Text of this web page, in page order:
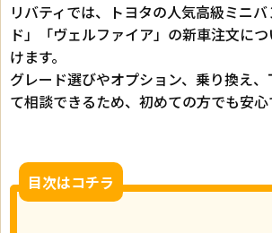
リバティでは、トヨタの人気高級ミニ
ド」「ヴェルファイア」の新車注文に
けます。
グレード選びやオプション、乗り換え
て相談できるため、初めての方でも安心
目次はコチラ